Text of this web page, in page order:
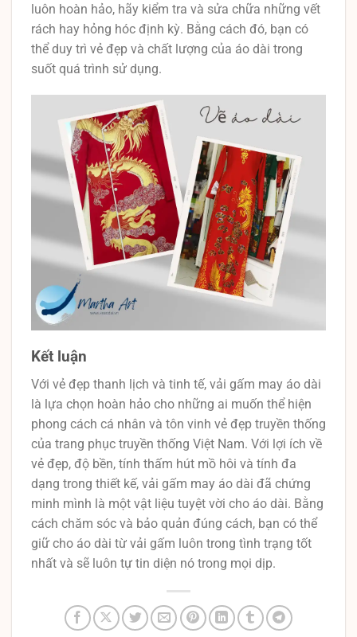
luôn hoàn hảo, hãy kiểm tra và sửa chữa những vết
rách hay hỏng hóc định kỳ. Bằng cách đó, bạn có
thể duy trì vẻ đẹp và chất lượng của áo dài trong
suốt quá trình sử dụng.
Kết luận
Với vẻ đẹp thanh lịch và tinh tế, vải gấm may áo dài
là lựa chọn hoàn hảo cho những ai muốn thể hiện
phong cách cá nhân và tôn vinh vẻ đẹp truyền thống
của trang phục truyền thống Việt Nam. Với lợi ích về
vẻ đẹp, độ bền, tính thấm hút mồ hôi và tính đa
dạng trong thiết kế, vải gấm may áo dài đã chứng
minh mình là một vật liệu tuyệt vời cho áo dài. Bằng
cách chăm sóc và bảo quản đúng cách, bạn có thể
giữ cho áo dài từ vải gấm luôn trong tình trạng tốt
nhất và sẽ luôn tự tin diện nó trong mọi dịp.